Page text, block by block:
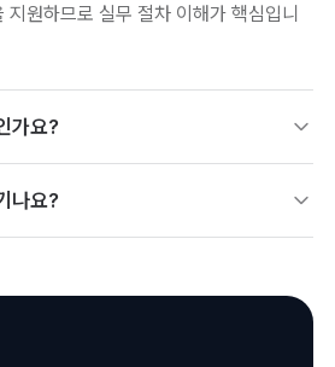
지원하므로 실무 절차 이해가 핵심입니
가요?
니다. 의료법·보험 관련 기초 지식이 요
나요?